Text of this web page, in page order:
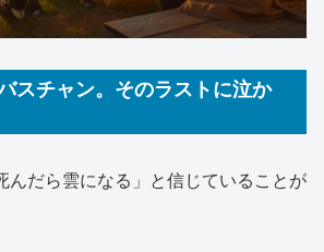
スチャン。そのラストに泣か
んだら雲になる」と信じていることが